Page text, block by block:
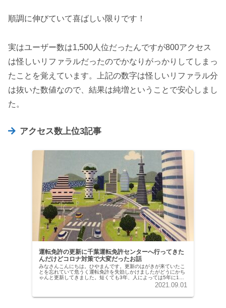
順調に伸びていて喜ばしい限りです！
実はユーザー数は1,500人位だったんですが800アクセス
は怪しいリファラルだったのでかなりがっかりしてしまっ
たことを覚えています。上記の数字は怪しいリファラル分
は抜いた数値なので、結果は純増ということで安心しまし
た。
アクセス数上位3記事
運転免許の更新に千葉運転免許センターへ行ってきた
んだけどコロナ対策で大変だったお話
みなさんこんにちは。ひやまんです。更新のはがきが来ていたこ
とを忘れていて危うく運転免許を失効しかけましたがどうにかち
ゃんと更新してきました。短くても3年、人によっては5年に1回
の更新ですので全然覚えていないだろう＋今回は現場のコロナ対
2021.09.01